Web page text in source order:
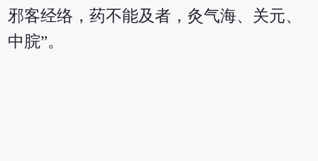
邪客经络，药不能及者，灸气海、关元、
中脘”。